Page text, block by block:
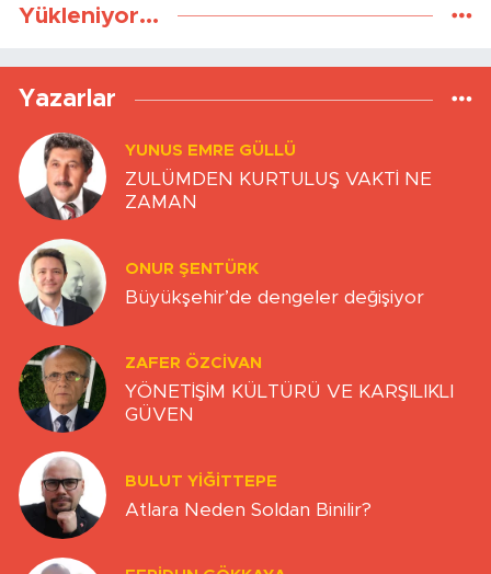
Yükleniyor...
Yazarlar
YUNUS EMRE GÜLLÜ
ZULÜMDEN KURTULUŞ VAKTİ NE
ZAMAN
ONUR ŞENTÜRK
Büyükşehir’de dengeler değişiyor
ZAFER ÖZCIVAN
YÖNETİŞİM KÜLTÜRÜ VE KARŞILIKLI
GÜVEN
BULUT YİĞİTTEPE
Atlara Neden Soldan Binilir?